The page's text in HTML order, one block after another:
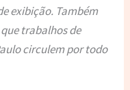
exibição. Também
trabalhos de
circulem por todo